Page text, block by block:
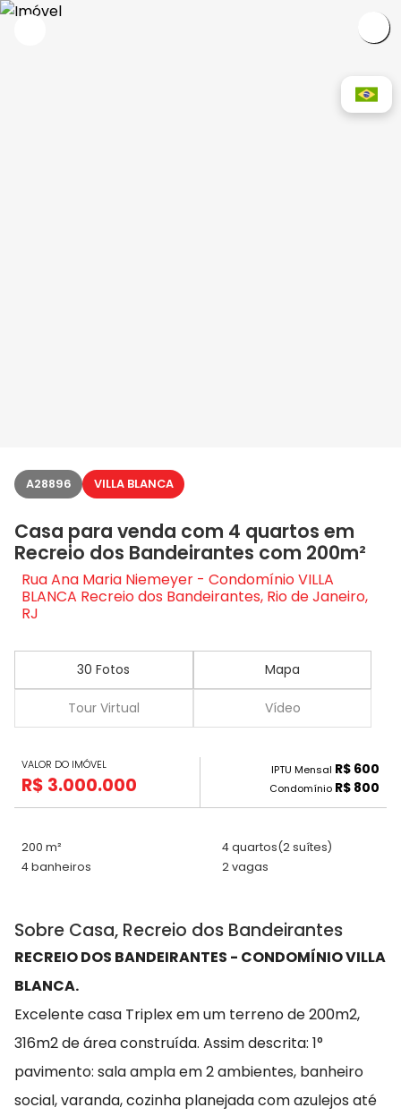
A28896 VILLA BLANCA
Casa para venda com 4 quartos em
Recreio dos Bandeirantes com 200m²
Rua Ana Maria Niemeyer - Condomínio VILLA
BLANCA Recreio dos Bandeirantes, Rio de Janeiro,
RJ
30 Fotos Mapa
Tour Virtual Vídeo
VALOR DO IMÓVEL
R$ 3.000.000
IPTU Mensal R$ 600
Condomínio R$ 800
200 m² 4 quartos(2 suítes)
4 banheiros
2 vagas
Sobre Casa, Recreio dos Bandeirantes
RECREIO DOS BANDEIRANTES - CONDOMÍNIO VILLA
BLANCA.
Excelente casa Triplex em um terreno de 200m2,
316m2 de área construída. Assim descrita: 1°
pavimento: sala ampla em 2 ambientes, banheiro
social, varanda, cozinha planejada com azulejos até